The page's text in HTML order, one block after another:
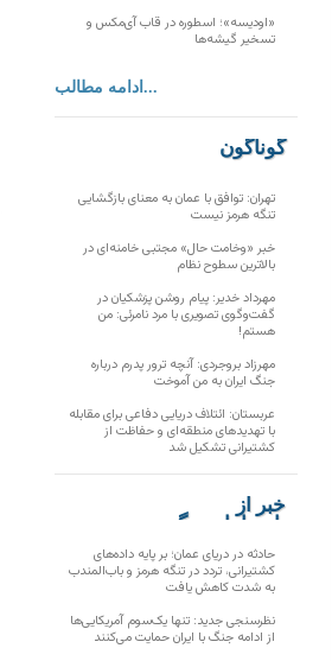
«اودیسه»؛ اسطوره در قاب آی‌مکس و
تسخیر گیشه‌ها
ادامه مطالب...
گوناگون
تهران: توافق با عمان به معنای بازگشایی
تنگه هرمز نیست
خبر «وخامت حال» مجتبی خامنه‌ای در
بالاترین سطوح نظام
مهرداد خدیر: پیام روشن پزشکیان در
گفت‌و‌گوی تصویری با مرد نامرئی: من
هستم!
مهرزاد بروجردی: آنچه ترور پدرم درباره
جنگ ایران به من آموخت
عربستان: ائتلاف دریایی دفاعی برای مقابله
با تهدیدهای منطقه‌ای و حفاظت از
کشتیرانی تشکیل شد
خبر از
تارنماهای دیگر
حادثه در دریای عمان؛ بر پایه داده‌های
کشتیرانی، تردد در تنگه هرمز و باب‌المندب
به شدت کاهش یافت
نظرسنجی جدید: تنها یک‌سوم آمریکایی‌ها
از ادامه جنگ با ایران حمایت می‌کنند